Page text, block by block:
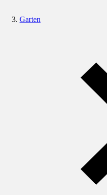
Garten